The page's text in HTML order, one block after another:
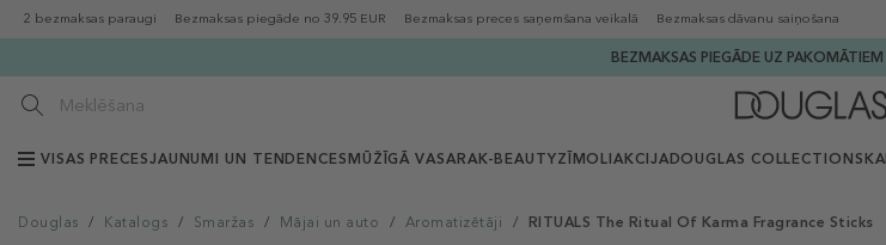
2 bezmaksas paraugi Bezmaksas piegāde no 39.95 EUR Bezmaksas preces saņemšana veikalā Bezmaksas dāvanu saiņošana
BEZMAKSAS PIEGĀDE UZ
VISAS PRECESJAUNUMI UN TENDENCES MŪŽĪGĀ VASARAK-BEAUTYZĪMOLIAKCIJADOUGLAS COLLECTION
Douglas / Katalogs / Smaržas / Mājai un auto / Aromatizētāji / RITUALS The Ritual Of Karma Fragrance Sticks